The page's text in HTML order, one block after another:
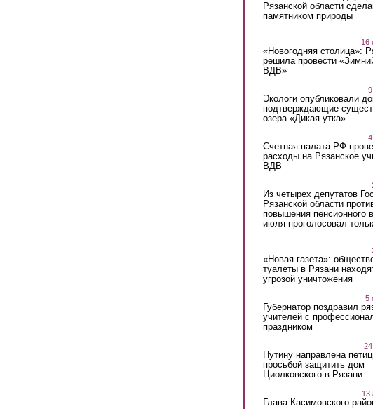
Рязанской области
памятником природы
16
«Новогодняя столица»:
решила провести
ВДВ»
Экологи опубликовали
подтверждающие
озера «Дикая утка»
Счетная палата РФ
расходы на Рязанское
ВДВ
Из четырех депутатов
Рязанской области
повышения пенсионного
июля проголосовал
«Новая газета»:
туалеты в Рязани
угрозой уничтожения
5
Губернатор поздравил
учителей с
праздником
Путину направлена
просьбой защитить дом
Циолковского в Рязани
13
Глава Касимовского